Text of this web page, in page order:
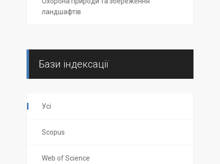
ландшафтів
Бази індексації
Усі
Scopus
Web of Science